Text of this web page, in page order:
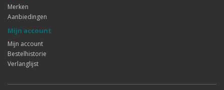
Merken
Aanbiedingen
Mijn account
Mijn account
Bestelhistorie
Verlanglijst